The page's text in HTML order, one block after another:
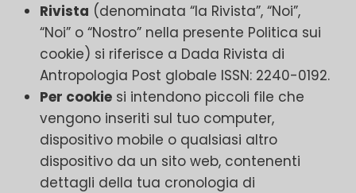
Rivista (denominata “la Rivista”, “Noi”,
“Noi” o “Nostro” nella presente Politica sui
cookie) si riferisce a Dada Rivista di
Antropologia Post globale ISSN: 2240-0192.
Per cookie si intendono piccoli file che
vengono inseriti sul tuo computer,
dispositivo mobile o qualsiasi altro
dispositivo da un sito web, contenenti
dettagli della tua cronologia di